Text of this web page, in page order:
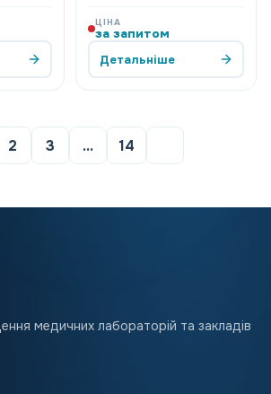
ЦІНА
за запитом
Детальніше
2 3 … 14
медичних лабораторій та закладів